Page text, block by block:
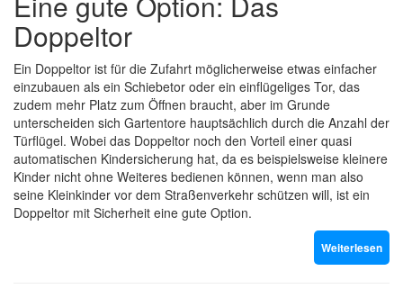
Doppeltor
Ein Doppeltor ist für die Zufahrt möglicherweise etwas einfacher
einzubauen als ein Schiebetor oder ein einflügeliges Tor, das
zudem mehr Platz zum Öffnen braucht, aber im Grunde
unterscheiden sich Gartentore hauptsächlich durch die Anzahl der
Türflügel. Wobei das Doppeltor noch den Vorteil einer quasi
automatischen Kindersicherung hat, da es beispielsweise kleinere
Kinder nicht ohne Weiteres bedienen können, wenn man also
seine Kleinkinder vor dem Straßenverkehr schützen will, ist ein
Doppeltor mit Sicherheit eine gute Option.
Weiterlesen